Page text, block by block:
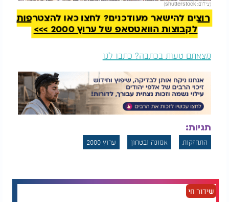
Video
(צילום: shutterstock)
רוצים להישאר מעודכנים? לחצו כאן להצטרפות
לקבוצות הוואטסאפ של ערוץ 2000 >>>
מצאתם טעות בכתבה? כתבו לנו
תגיות:
התחזקות אמונה ובטחון ערוץ 2000
שידור חי